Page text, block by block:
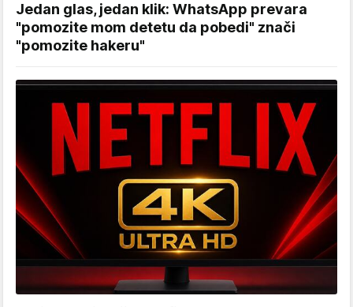
Jedan glas, jedan klik: WhatsApp prevara
"pomozite mom detetu da pobedi" znači
"pomozite hakeru"